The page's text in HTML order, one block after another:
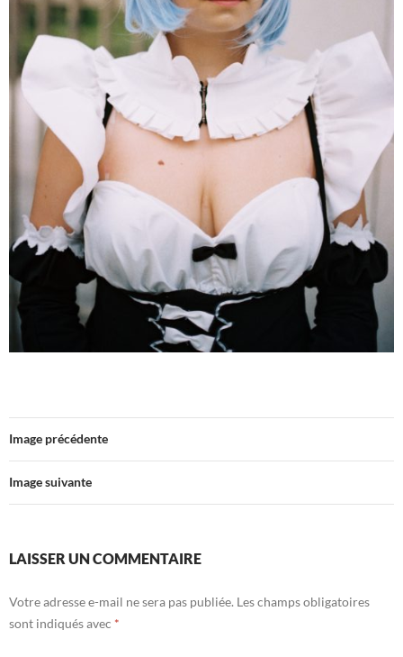
Image précédente
Image suivante
LAISSER UN COMMENTAIRE
Votre adresse e-mail ne sera pas publiée. Les champs obligatoires
sont indiqués avec *